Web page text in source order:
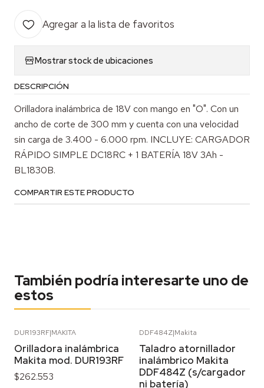
Agregar a la lista de favoritos
Mostrar stock de ubicaciones
DESCRIPCIÓN
Orilladora inalámbrica de 18V con mango en "O". Con un
ancho de corte de 300 mm y cuenta con una velocidad
sin carga de 3.400 - 6.000 rpm. INCLUYE: CARGADOR
RÁPIDO SIMPLE DC18RC + 1 BATERÍA 18V 3Ah -
BL1830B.
COMPARTIR ESTE PRODUCTO
También podría interesarte uno de
estos
DUR193RF|MAKITA
Orilladora inalámbrica
Makita mod. DUR193RF
$262.553
DDF484Z|Makita
Taladro atornillador
inalámbrico Makita
DDF484Z (s/cargador
ni batería)